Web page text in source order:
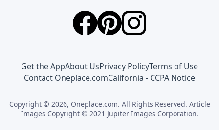
Get the AppAbout UsPrivacy PolicyTerms of Use
Contact Oneplace.comCalifornia - CCPA Notice
Copyright © 2026, Oneplace.com. All Rights Reserved. Article
Images Copyright © 2021 Jupiter Images Corporation.